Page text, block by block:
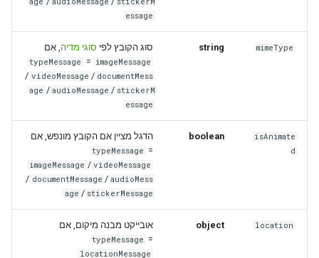
essage
mimeType
string סוג הקובץ לפי סוגי מדיה, אִם
typeMessage = imageMessage
/ videoMessage / documentMess
age / audioMessage / stickerM
essage
isAnimate
d
boolean הדגל מציין אם הקובץ מונפש, אם
typeMessage =
imageMessage / videoMessage
/ documentMessage / audioMess
age / stickerMessage
location
object אובייקט מבנה מיקום, אם
typeMessage =
locationMessage